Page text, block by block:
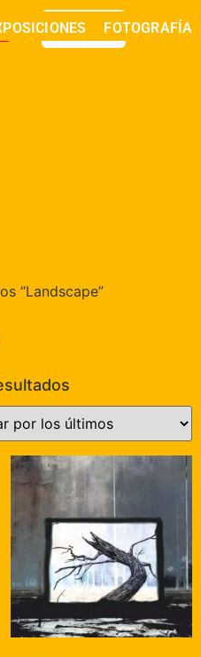
FOTOGRAFÍA
0,00
“Landscape”